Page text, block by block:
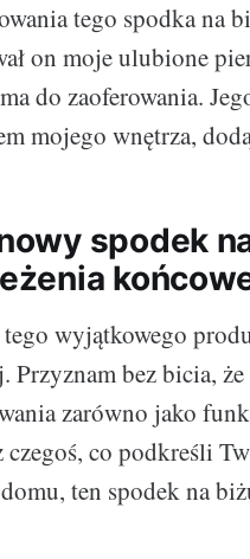
tego spodka na
on moje ulubione
do zaoferowania.
mojego wnętrza,
spodek
wyjątkowego
Przyznam bez bicia,
zarówno jako
czegoś, co podkreśli
ten spodek na